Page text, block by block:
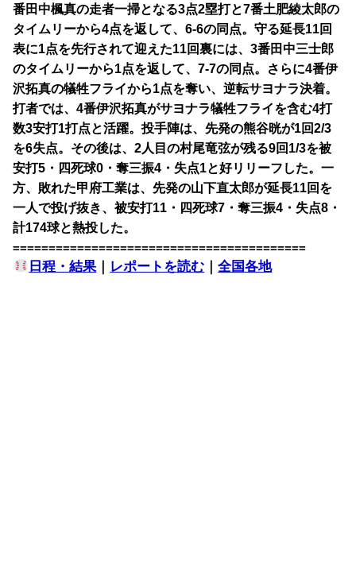
番田中楓真の走者一掃となる3点2塁打と7番土肥綾太郎の
タイムリーから4点を返して、6-6の同点。守る延長11回
表に1点を先行されて迎えた11回裏には、3番田中三士郎
のタイムリーから1点を返して、7-7の同点。さらに4番伊
沢拓真の犠牲フライから1点を奪い、逆転サヨナラ決着。
打者では、4番伊沢拓真がサヨナラ犠牲フライを含む4打
数3安打1打点と活躍。投手陣は、先発の熊谷晄が1回2/3
を6失点。その後は、2人目の村尾竜弦が残る9回1/3を被
安打5・四死球0・奪三振4・失点1と好リリーフした。一
方、敗れた甲府工業は、先発の山下直太郎が延長11回を
一人で投げ抜き、被安打11・四死球7・奪三振4・失点8・
計174球と熱投した。
=========================================
日程・結果｜ レポートを読む ｜全国各地